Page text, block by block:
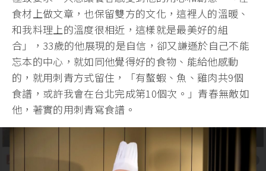
食材上做文章，也保留雙方的文化，這裡人的溫暖、
和我料理上的溫度很相近，這樣就是最美好的組
合」，33歲的他展現的是自信，卻又謙遜於自己不能
忘本的中心，就如同他覺得好的食物、能給他感動
的，就用刺青方式留住，「有螯蝦、魚、雞肉共9個
食譜，或許我會在台北完成第10個次。」青春無敵如
他，著實的用刺青寫食譜。